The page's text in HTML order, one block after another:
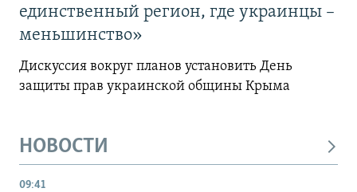
единственный регион, где украинцы –
меньшинство»
Дискуссия вокруг планов установить День
защиты прав украинской общины Крыма
НОВОСТИ
09:41